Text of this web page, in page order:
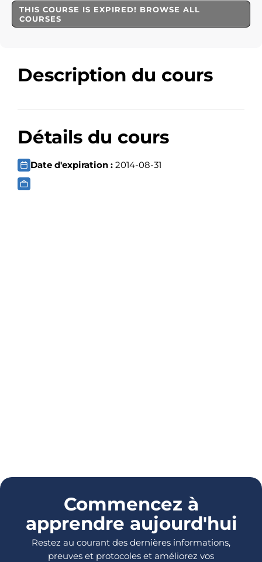
Description du cours
Détails du cours
Date d'expiration : 2014-08-31
THIS COURSE IS EXPIRED! BROWSE ALL
COURSES
Commencez à
apprendre aujourd'hui
Restez au courant des dernières informations,
preuves et protocoles et améliorez vos